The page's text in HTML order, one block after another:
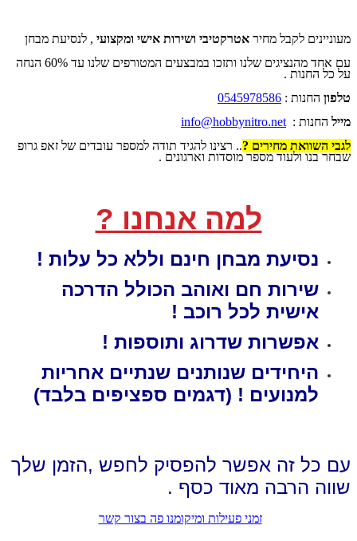
מעוניינים לקבל מחיר אטרקטיבי ושירות אישי ומקצועי , לנסיעת מבחן
עם אחד מהנציגים שלנו ותזכו במבצעים המטורפים שלנו עד 60% הנחה
על כל החנות .
טלפון החנות : 0545978586
מייל החנות : info@hobbynitro.net
לגבי השוואת מחירים ?.. רצינו להגיד תודה למספר עובדים של זאפ גרופ
שבחר בנו ולעוד מספר מוסדות וארגונים .
למה אנחנו ?
נסיעת מבחן חינם וללא כל עלות !
שירות חם ואוהב הכולל הדרכה
אישית לכל רוכב !
אפשרות שדרוג ותוספות !
היחידים שנותנים שנתיים אחריות
למנועים ! (דגמים ספציפים בלבד)
עם כל זה אפשר להפסיק לחפש ,הזמן שלך
שווה הרבה מאוד כסף .
זמני פעילות ומיקומנו פה בצור קשר